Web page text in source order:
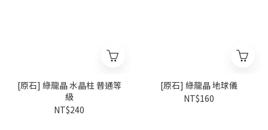
[原石] 綠龍晶 水晶柱 普通等
級
NT$240
[原石] 綠龍晶 地球儀
NT$160